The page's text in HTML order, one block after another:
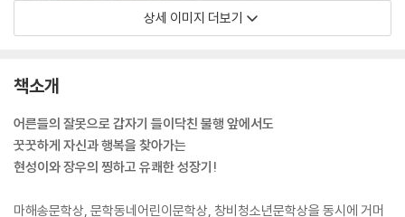
상세 이미지 더보기
책소개
어른들의 잘못으로 갑자기 들이닥친 불행 앞에서도
꿋꿋하게 자신과 행복을 찾아가는
현성이와 장우의 찡하고 유쾌한 성장기!
마해송문학상, 문학동네어린이문학상, 창비청소년문학상을 동시에 거머